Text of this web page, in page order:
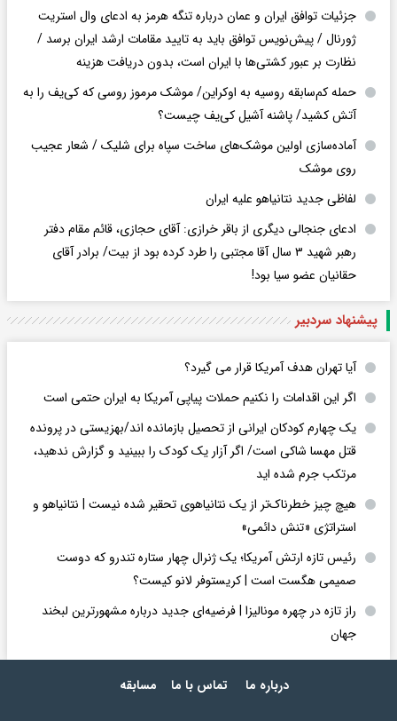
جزئیات توافق ایران و عمان درباره تنگه هرمز به ادعای وال استریت
ژورنال / پیش‌نویس توافق باید به تایید مقامات ارشد ایران برسد /
نظارت بر عبور کشتی‌ها با ایران است، بدون دریافت هزینه
حمله کم‌سابقه روسیه به اوکراین/ موشک مرموز روسی که کی‌یف را به
آتش کشید/ پاشنه آشیل کی‌یف چیست؟
آماده‌سازی اولین موشک‌های ساخت سپاه برای شلیک / شعار عجیب
روی موشک
لفاظی جدید نتانیاهو علیه ایران
ادعای جنجالی دیگری از باقر خرازی: آقای حجازی، قائم مقام دفتر
رهبر شهید ۳ سال آقا مجتبی را طرد کرده بود از بیت/ برادر آقای
حقانیان عضو سیا بود!
پیشنهاد سردبیر
آیا تهران هدف آمریکا قرار می گیرد؟
اگر این اقدامات را نکنیم حملات پیاپی آمریکا به ایران حتمی است
یک چهارم کودکان ایرانی از تحصیل بازمانده اند/بهزیستی در پرونده
قتل مهسا شاکی است/ اگر آزار یک کودک را ببینید و گزارش ندهید،
مرتکب جرم شده اید
هیچ چیز خطرناک‌تر از یک نتانیاهوی تحقیر شده نیست | نتانیاهو و
استراتژی «تنش دائمی»
رئیس تازه ارتش آمریکا؛ یک ژنرال چهار ستاره تندرو که دوست
صمیمی هگست است | کریستوفر لانو کیست؟
راز تازه در چهره مونالیزا | فرضیه‌ای جدید درباره مشهورترین لبخند
جهان
درباره ما تماس با ما مسابقه